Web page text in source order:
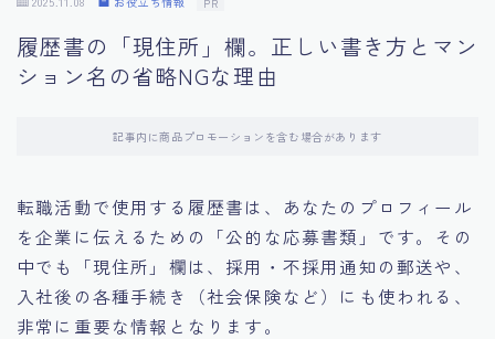
11.キャリアアップを目指す人の応募書類
14.デジタル化やAIの進化がもたらす影響
履歴書の「現住所」欄。正しい書き方とマン
ション名の省略NGな理由
記事内に商品プロモーションを含む場合があります
転職活動で使用する履歴書は、あなたのプロフィール
を企業に伝えるための「公的な応募書類」です。その
中でも「現住所」欄は、採用・不採用通知の郵送や、
入社後の各種手続き（社会保険など）にも使われる、
非常に重要な情報となります。